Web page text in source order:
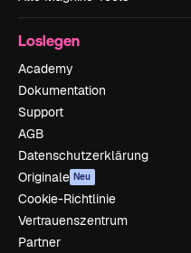
Loslegen
Academy
Dokumentation
Support
AGB
Datenschutzerklärung
Originale Neu
Cookie-Richtlinie
Vertrauenszentrum
Partner